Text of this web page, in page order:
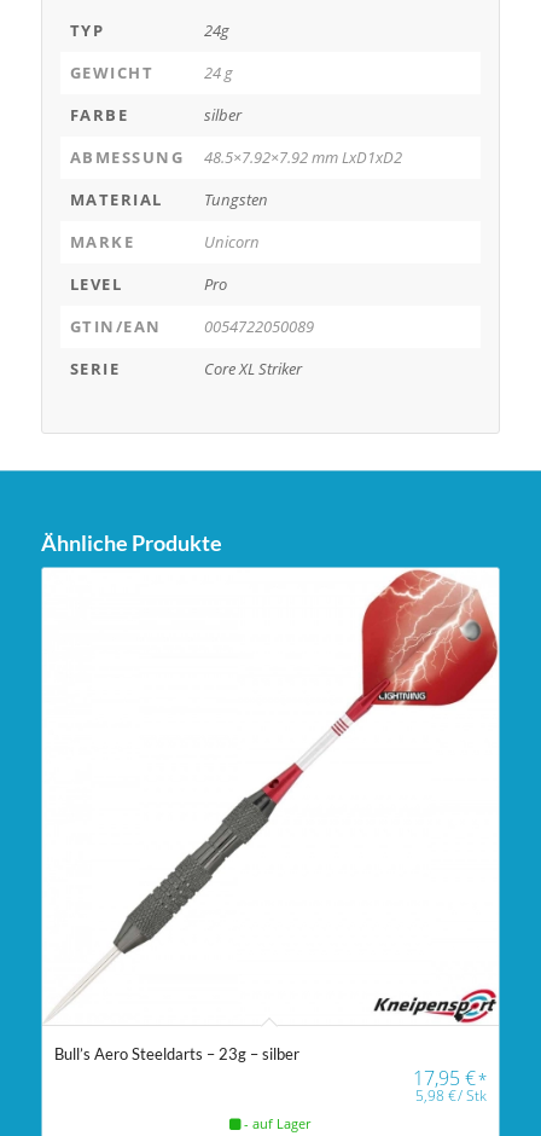
TYP
24g
GEWICHT
24 g
FARBE
silber
ABMESSUNG
48.5×7.92×7.92 mm LxD1xD2
MATERIAL
Tungsten
MARKE
Unicorn
LEVEL
Pro
GTIN/EAN
0054722050089
SERIE
Core XL Striker
Ähnliche Produkte
Bull’s Aero Steeldarts – 23g – silber
17,95€*
5,98€/Stk
- auf Lager